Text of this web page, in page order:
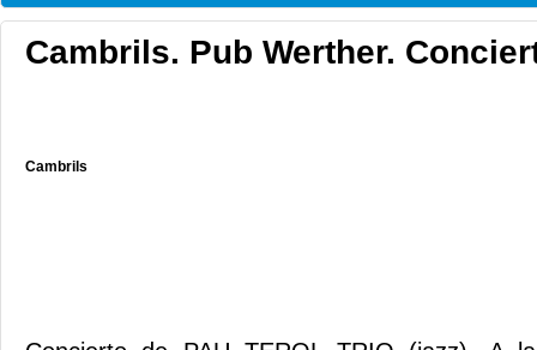
Cambrils. Pub Werther.
Cambrils